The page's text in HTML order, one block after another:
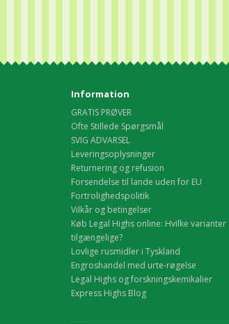
Information
GRATIS PRØVER
Ofte Stillede Spørgsmål
SVIG ADVARSEL
Leveringsoplysninger
Returnering og refusion
Forsendelse til lande uden for EU
Fortrolighedspolitik
Vilkår og betingelser
Køb Legal Highs online: Hvilke varianter
tilgængelige?
Lovlige rusmidler i Tyskland
Engroshandel med urte-røgelse
Legal Highs og forskningskemikalier
Express Highs Blog